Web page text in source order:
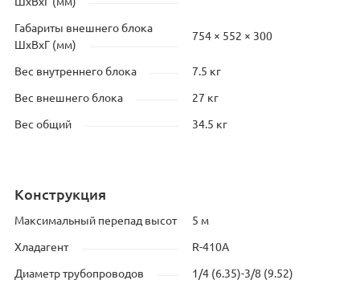
Габариты внешнего блока
ШхВхГ (мм)
754 × 552 × 300
Вес внутреннего блока 7.5 кг
Вес внешнего блока 27 кг
Вес общий 34.5 кг
Конструкция
Максимальный перепад высот 5 м
Хладагент R-410A
Диаметр трубопроводов 1/4 (6.35)-3/8 (9.52)